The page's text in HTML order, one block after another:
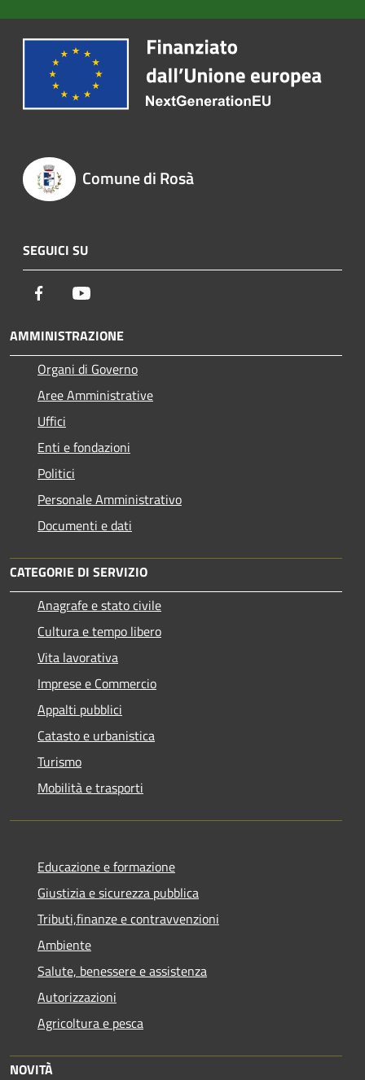
Comune di Rosà
SEGUICI SU
Facebook
AMMINISTRAZIONE
Organi di Governo
Aree Amministrative
Uffici
Enti e fondazioni
Politici
Personale Amministrativo
Documenti e dati
CATEGORIE DI SERVIZIO
Anagrafe e stato civile
Cultura e tempo libero
Vita lavorativa
Imprese e Commercio
Appalti pubblici
Catasto e urbanistica
Turismo
Mobilità e trasporti
Educazione e formazione
Giustizia e sicurezza pubblica
Tributi,finanze e contravvenzioni
Ambiente
Salute, benessere e assistenza
Autorizzazioni
Agricoltura e pesca
NOVITÀ